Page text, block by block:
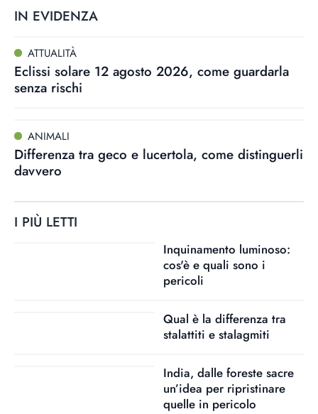
IN EVIDENZA
ATTUALITÀ
Eclissi solare 12 agosto 2026, come guardarla
senza rischi
ANIMALI
Differenza tra geco e lucertola, come distinguerli
davvero
I PIÙ LETTI
Inquinamento luminoso:
cos'è e quali sono i
pericoli
Qual è la differenza tra
stalattiti e stalagmiti
India, dalle foreste sacre
un’idea per ripristinare
quelle in pericolo